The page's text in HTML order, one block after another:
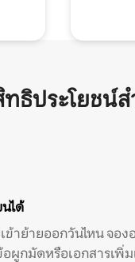
ธิประโยชน์
ได้
ข้าย้ายออกวันไหน จอง
ผูกมัดหรือเอกสารเพิ่